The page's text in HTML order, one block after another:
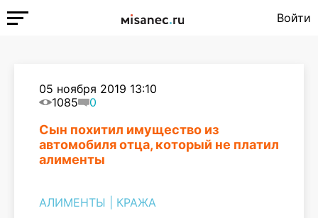
Войти
05 ноября 2019 13:10
1085
0
Сын похитил имущество из
автомобиля отца, который не платил
алименты
АЛИМЕНТЫ КРАЖА